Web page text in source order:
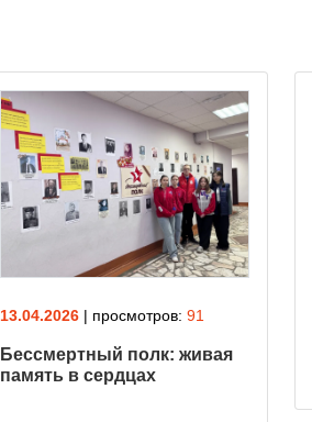
13.04.2026 | просмотров: 91
Бессмертный полк: живая
память в сердцах